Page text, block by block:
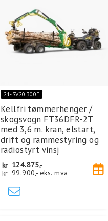
21-SV20.300E
Kellfri tømmerhenger /
skogsvogn FT36DFR-2T
med 3,6 m. kran, elstart,
drift og rammestyring og
radiostyrt vinsj
kr 124.875,-
kr 99.900,- eks. mva